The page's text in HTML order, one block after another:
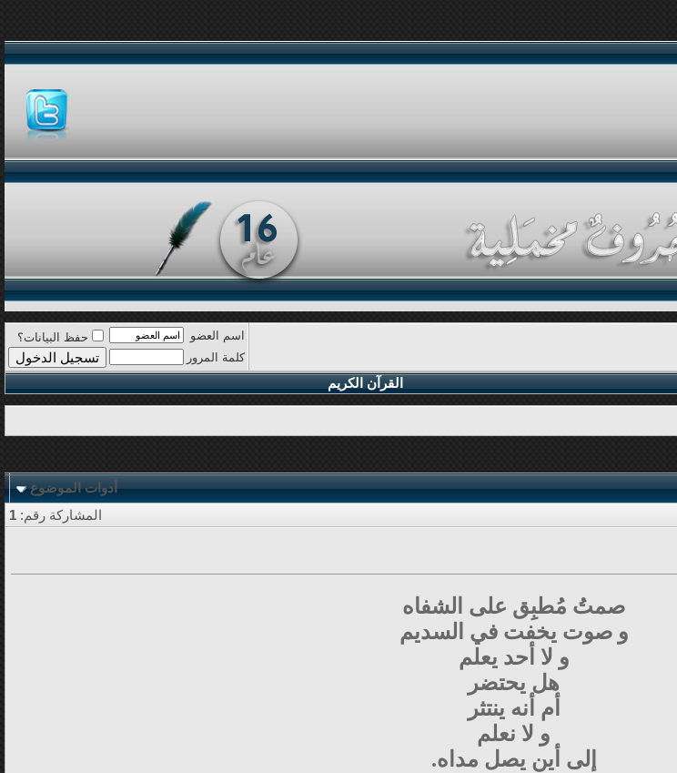
اسم العضو
حفظ البيانات؟
كلمة المرور
القرآن الكريم
أدوات الموضوع
المشاركة رقم: 1
صمتُ مُطبِق على الشفاه
و صوت يخفت في السديم
و لا أحد يعلم
هل يحتضر
أم أنه ينتثر
و لا نعلم
إلى أين يصل مداه.